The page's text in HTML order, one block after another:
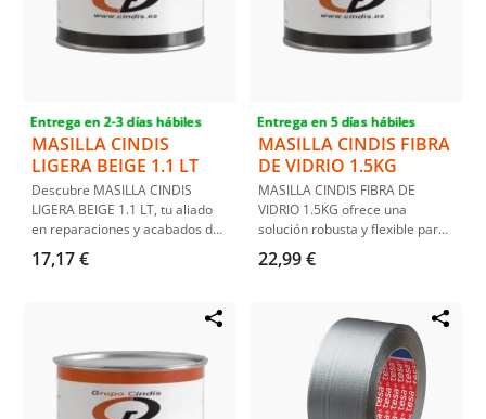
Entrega en 2-3 días hábiles
MASILLA CINDIS
LIGERA BEIGE 1.1 LT
Descubre MASILLA CINDIS
LIGERA BEIGE 1.1 LT, tu aliado
en reparaciones y acabados de
calidad. Con alto poder de
relleno y fácil lijado, esta masilla
Asegura resultados óptimos en
eficiencia.
17,17 €
Entrega en 5 días hábiles
MASILLA CINDIS FIBRA
DE VIDRIO 1.5KG
MASILLA CINDIS FIBRA DE
VIDRIO 1.5KG ofrece una
solución robusta y flexible para
reparaciones en fibra de vidrio y
poliéster. De fácil aplicación,
trabajos de relleno y
reforzamiento, asegurando una
reparación duradera y eficiente.
22,99 €